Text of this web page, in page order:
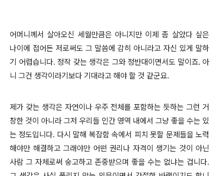
어머니께서 살아오신 세월만큼은 아니지만 이제 좀 살았다 싶은
나이에 접어든 저로써도 그 말씀에 감히 아니라고 자신 있게 말하
기 어렵습니다. 정작 갖는 생각은 그와 정반대이면서도 말이죠. 아
니 그건 생각이라기보다 기대라고 해야 할 것 같군요.
제가 갖는 생각은 자연이나 우주 전체를 포함하는 듯하는 그런 거
창한 것이 아니라 그저 우리들 인간 영역 내에서 그냥 좋을 수는 있
는 정도입니다. 다시 말해 복잡함 속에서 피치 못할 문제들을 노력
해야만 해결하고 그래야만 어떤 권리나 자격이 생기는 것이 아닌
사람 그 자체로써 숭고하고 존중받으며 좋을 수는 없냐는 겁니다.